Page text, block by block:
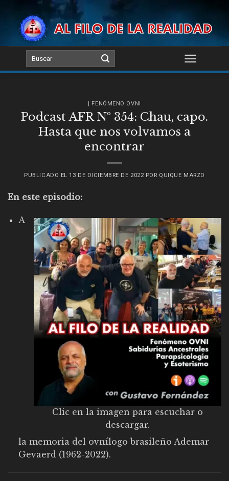
content
| FENÓMENO OVNI
Podcast AFR Nº 354: Chau, capo.
Hasta que nos volvamos a
encontrar
PUBLICADO EL 13 DE DICIEMBRE DE 2022 POR QUIQUE MARZO
En este episodio:
Clic en la imagen para escuchar o
descargar.
A
la memoria del ovnílogo brasileño Ademar
Gevaerd (1962-2022).